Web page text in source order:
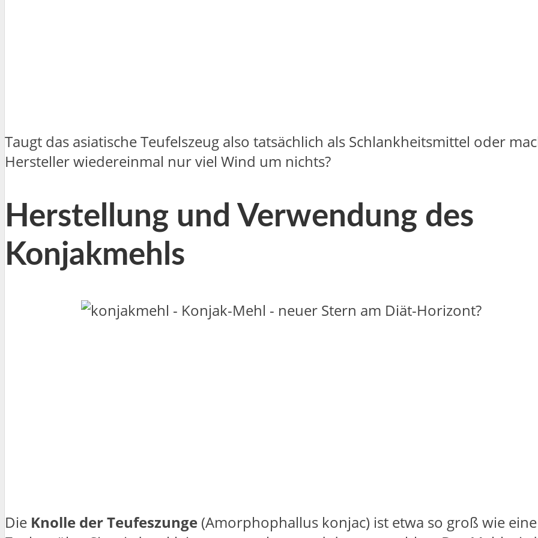
Taugt das asiatische Teufelszeug also tatsächlich als Schlankheitsmittel oder
Hersteller wiedereinmal nur viel Wind um nichts?
Herstellung und Verwendung des
Konjakmehls
Die Knolle der Teufeszunge (Amorphophallus konjac) ist etwa so groß wie eine